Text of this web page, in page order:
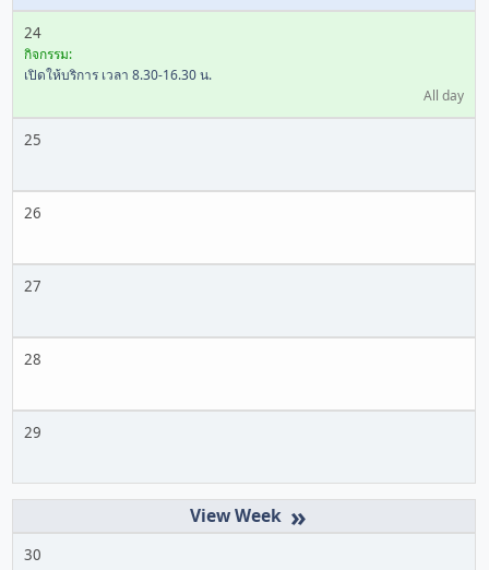
24
กิจกรรม:
เปิดให้บริการ เวลา 8.30-16.30 น.
All day
25
26
27
28
29
»
30